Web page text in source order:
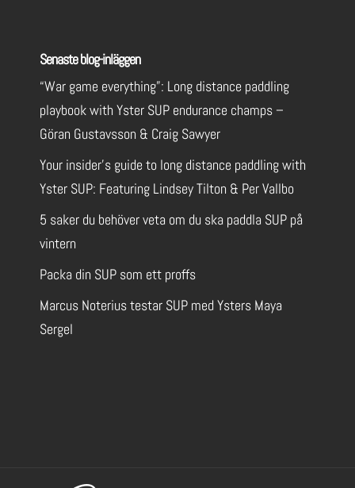
Senaste blog-inläggen
“War game everything”: Long distance paddling
playbook with Yster SUP endurance champs –
Göran Gustavsson & Craig Sawyer
Your insider’s guide to long distance paddling with
Yster SUP: Featuring Lindsey Tilton & Per Vallbo
5 saker du behöver veta om du ska paddla SUP på
vintern
Packa din SUP som ett proffs
Marcus Noterius testar SUP med Ysters Maya
Sergel